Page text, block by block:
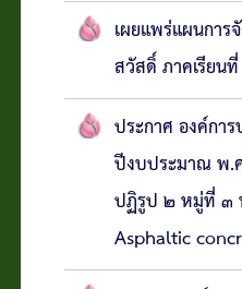
เผยแพร่แผนกา
สวัสดิ์ ภาคเรียน
ประกาศ องค์กา
ปีงบประมาณ พ.
ปฏิรูป ๒ หมู่ที่ ๓
Asphaltic